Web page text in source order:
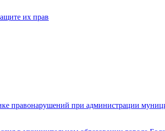
их прав
правонарушений при администрации